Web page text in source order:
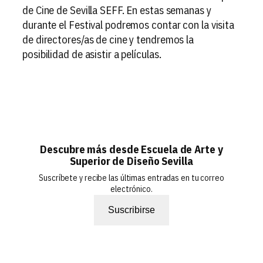
de Cine de Sevilla SEFF. En estas semanas y
durante el Festival podremos contar con la visita
de directores/as de cine y tendremos la
posibilidad de asistir a películas.
Descubre más desde Escuela de Arte y
Superior de Diseño Sevilla
Suscríbete y recibe las últimas entradas en tu correo
electrónico.
Suscribirse